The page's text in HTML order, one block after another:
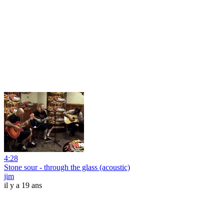
4:28
Stone sour - through the glass (acoustic)
jim
il y a 19 ans